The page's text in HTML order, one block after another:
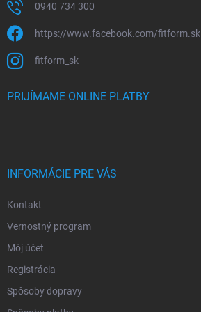
0940 734 300
https://www.facebook.com/fitform.sk
fitform_sk
PRIJÍMAME ONLINE PLATBY
INFORMÁCIE PRE VÁS
Kontakt
Vernostný program
Môj účet
Registrácia
Spôsoby dopravy